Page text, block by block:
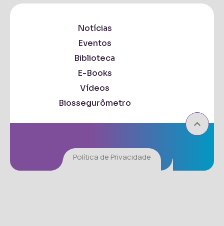
Notícias
Eventos
Biblioteca
E-Books
Vídeos
Biossegurômetro
Política de Privacidade